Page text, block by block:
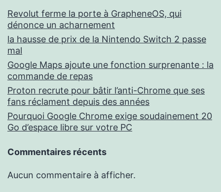
Revolut ferme la porte à GrapheneOS, qui
dénonce un acharnement
la hausse de prix de la Nintendo Switch 2 passe
mal
Google Maps ajoute une fonction surprenante : la
commande de repas
Proton recrute pour bâtir l’anti-Chrome que ses
fans réclament depuis des années
Pourquoi Google Chrome exige soudainement 20
Go d’espace libre sur votre PC
Commentaires récents
Aucun commentaire à afficher.